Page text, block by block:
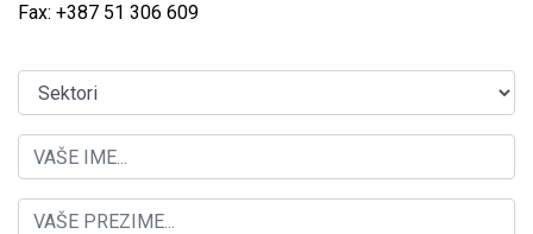
Fax: +387 51 306 609